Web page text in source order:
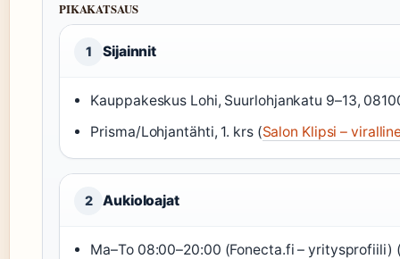
PIKAKATSAUS
1 Sijainnit
Kauppakeskus Lohi, Suurlohjankatu 9–13,
Prisma/Lohjantähti, 1. krs (Salon Klipsi –
2 Aukioloajat
Ma–To 08:00–20:00 (Fonecta.fi – yritysprofiili)